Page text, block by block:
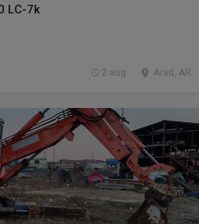
LC-7k
Arad, AR
2 aug.